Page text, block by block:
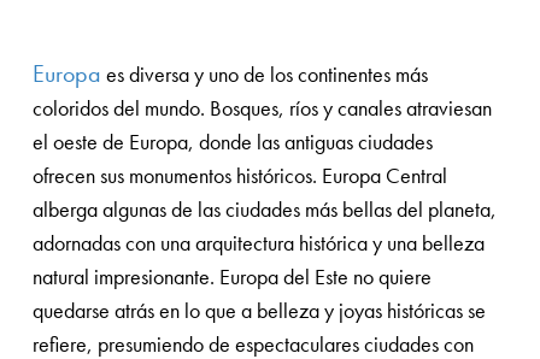
Europa es diversa y uno de los continentes más
coloridos del mundo. Bosques, ríos y canales atraviesan
el oeste de Europa, donde las antiguas ciudades
ofrecen sus monumentos históricos. Europa Central
alberga algunas de las ciudades más bellas del planeta,
adornadas con una arquitectura histórica y una belleza
natural impresionante. Europa del Este no quiere
quedarse atrás en lo que a belleza y joyas históricas se
refiere, presumiendo de espectaculares ciudades con